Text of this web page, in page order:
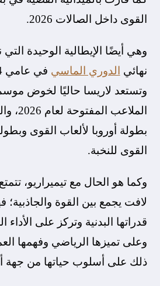
القوى داخل الصالات 2026.
وهي أيضًا الإيطالية الوحيدة
نهائي
الدوري الماسي
وتستعد لاريسا حاليًا لخوض
بطولة أوروبا لألعاب القوى
القوى للنخبة.
وكما هو الحال مع تيميراريو،
لافت يجمع بين القوة
قدراتها البدنية وتركز على
وعلى تميزها الرياضي وفهمها
ذلك على أسلوب حياتها من جهة